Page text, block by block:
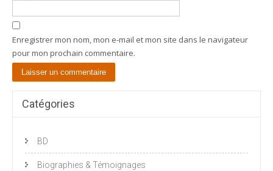
Enregistrer mon nom, mon e-mail et mon site dans le navigateur
pour mon prochain commentaire.
Catégories
BD
Biographies & Témoignages